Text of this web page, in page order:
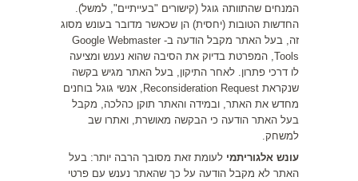
המנחים שהתוותה גוגל (קישורים "בעייתיים", למשל).
החדשות הטובות (יחסית) הן שכאשר מדובר בעונש מסוג
זה, בעל האתר מקבל הודעה ב- Google Webmaster
Tools, המפרטת בדיוק את הסיבה שהוא נענש ומציעה
לו דרכי פתרון. לאחר התיקון, בעל האתר מגיש בקשה
שנקראת Reconsideration Request, אנשי גוגל בוחנים
מחדש את האתר, ובמידה והאתר תוקן כהלכה, מקבל
בעל האתר הודעה כי הבקשה מאושרת, ואתרו שב
למשחק.
עונש אלגוריתמי לעומת זאת מסובך הרבה יותר: בעל
האתר לא מקבל הודעה על כך שהאתר נענש עם פרטי